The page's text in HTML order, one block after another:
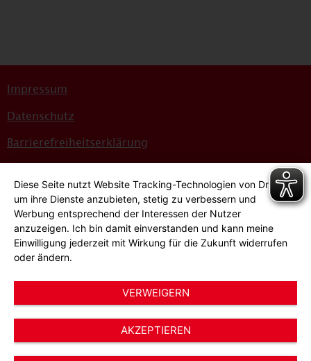
Impressum
Datenschutz
Barrierefreiheitserklärung
Bildnachweise
Hinweisgeber*innensystem
Cookie-Einstellungen
Diese Seite nutzt Website Tracking-Technologien von Dritten,
um ihre Dienste anzubieten, stetig zu verbessern und
Werbung entsprechend der Interessen der Nutzer
anzuzeigen. Ich bin damit einverstanden und kann meine
Einwilligung jederzeit mit Wirkung für die Zukunft widerrufen
oder ändern.
VERWEIGERN
AKZEPTIEREN